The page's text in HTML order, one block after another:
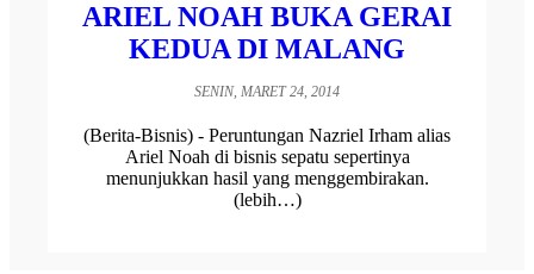
ARIEL NOAH BUKA GERAI
KEDUA DI MALANG
SENIN, MARET 24, 2014
(Berita-Bisnis) - Peruntungan Nazriel Irham alias
Ariel Noah di bisnis sepatu sepertinya
menunjukkan hasil yang menggembirakan.
(lebih…)